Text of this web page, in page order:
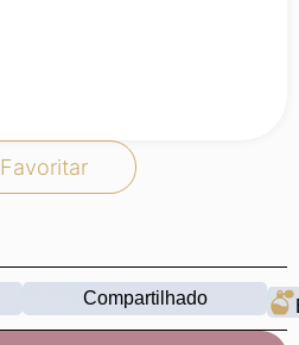
Favoritar
Compartilhado